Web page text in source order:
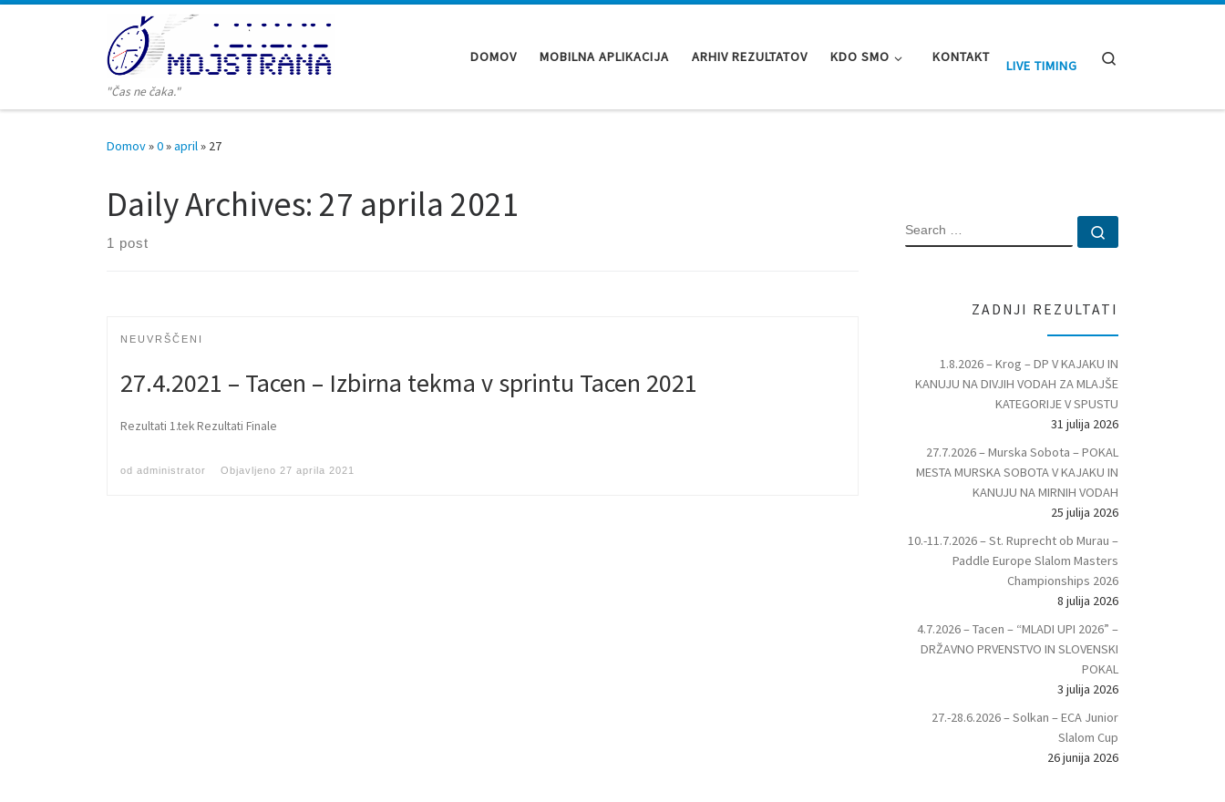
"Čas ne čaka."
DOMOV MOBILNA APLIKACIJA ARHIV REZULTATOV KDO SMO KONTAKT
LIVE TIMING
Domov»0»april» 27
Daily Archives: 27 aprila 2021
1 post
NEUVRŠČENI
27.4.2021 – Tacen – Izbirna tekma v sprintu Tacen 2021
Rezultati 1.tek Rezultati Finale
od administrator Objavljeno 27 aprila 2021
SEARCH
ZADNJI REZULTATI
1.8.2026 – Krog – DP V KAJAKU IN
KANUJU NA DIVJIH VODAH ZA MLAJŠE
KATEGORIJE V SPUSTU
31 julija 2026
27.7.2026 – Murska Sobota – POKAL
MESTA MURSKA SOBOTA V KAJAKU IN
KANUJU NA MIRNIH VODAH
25 julija 2026
10.-11.7.2026 – St. Ruprecht ob Murau –
Paddle Europe Slalom Masters
Championships 2026
8 julija 2026
4.7.2026 – Tacen – “MLADI UPI 2026” –
DRŽAVNO PRVENSTVO IN SLOVENSKI
POKAL
3 julija 2026
27.-28.6.2026 – Solkan – ECA Junior
Slalom Cup
26 junija 2026